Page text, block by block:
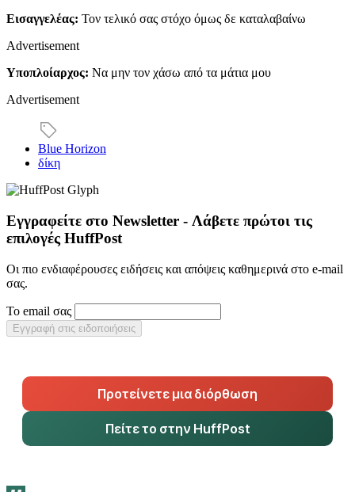
Εισαγγελέας: Τον τελικό σας στόχο όμως δε καταλαβαίνω
Advertisement
Υποπλοίαρχος: Να μην τον χάσω από τα μάτια μου
Advertisement
Blue Horizon
δίκη
Εγγραφείτε στο Newsletter - Λάβετε πρώτοι τις
επιλογές HuffPost
Οι πιο ενδιαφέρουσες ειδήσεις και απόψεις καθημερινά στο e-mail
σας.
Το email σας
Εγγραφή στις ειδοποιήσεις
Προτείνετε μια διόρθωση
Πείτε το στην HuffPost